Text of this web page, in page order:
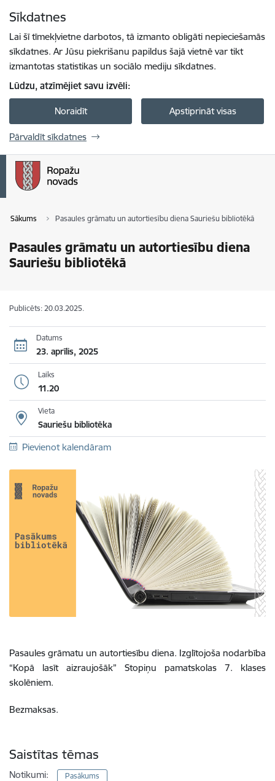
Sīkdatnes
Lai šī tīmekļvietne darbotos, tā izmanto obligāti nepieciešamās
sīkdatnes. Ar Jūsu piekrišanu papildus šajā vietnē var tikt
izmantotas statistikas un sociālo mediju sīkdatnes.
Lūdzu, atzīmējiet savu izvēli:
Noraidīt Apstiprināt visas
Pārvaldīt sīkdatnes
Sākums Pasaules grāmatu un autortiesību diena Sauriešu bibliotēkā
Pasaules grāmatu un autortiesību diena
Sauriešu bibliotēkā
Publicēts: 20.03.2025.
Datums
23. aprīlis, 2025
Laiks
11.20
Vieta
Sauriešu bibliotēka
Pievienot kalendāram
Pasaules grāmatu un autortiesību diena. Izglītojoša nodarbība
“Kopā lasīt aizraujošāk” Stopiņu pamatskolas 7. klases
skolēniem.
Bezmaksas.
Saistītas tēmas
Notikumi: Pasākums